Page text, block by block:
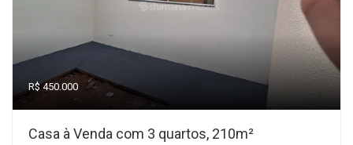
R$ 450.000
Casa à Venda com 3 quartos, 210m²